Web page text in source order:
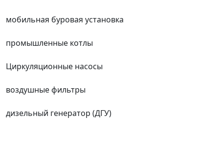
мобильная буровая установка
промышленные котлы
Циркуляционные насосы
воздушные фильтры
дизельный генератор (ДГУ)